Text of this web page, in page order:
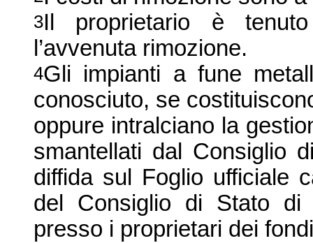
3Il proprietario è tenuto
l’avvenuta rimozione.
4Gli impianti a fune
conosciuto, se
oppure intralciano la
smantellati dal Consiglio
diffida sul Foglio ufficiale
del Consiglio di Stato di
presso i proprietari dei